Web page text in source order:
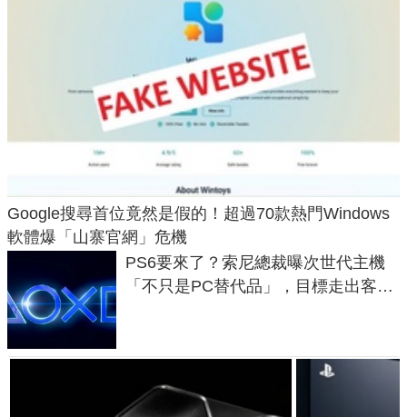
Google搜尋首位竟然是假的！超過70款熱門Windows
軟體爆「山寨官網」危機
PS6要來了？索尼總裁曝次世代主機
「不只是PC替代品」，目標走出客